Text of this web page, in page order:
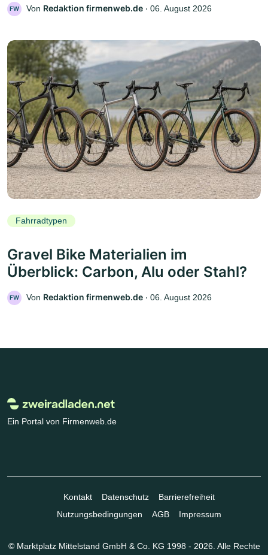
FW Von Redaktion firmenweb.de ‧ 06. August 2026
Fahrradtypen
Gravel Bike Materialien im
Überblick: Carbon, Alu oder Stahl?
FW Von Redaktion firmenweb.de ‧ 06. August 2026
Ein Portal von Firmenweb.de
Kontakt Datenschutz
Barrierefreiheit
Nutzungsbedingungen
AGB Impressum
© Marktplatz Mittelstand GmbH & Co. KG 1998 - 2026. Alle Rechte